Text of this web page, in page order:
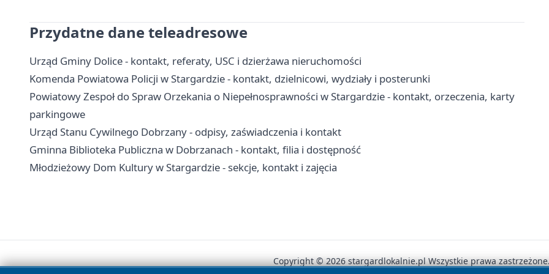
Przydatne dane teleadresowe
Urząd Gminy Dolice - kontakt, referaty, USC i dzierżawa nieruchomości
Komenda Powiatowa Policji w Stargardzie - kontakt, dzielnicowi, wydziały i posterunki
Powiatowy Zespoł do Spraw Orzekania o Niepełnosprawności w Stargardzie - kontakt, orzeczenia, karty
parkingowe
Urząd Stanu Cywilnego Dobrzany - odpisy, zaświadczenia i kontakt
Gminna Biblioteka Publiczna w Dobrzanach - kontakt, filia i dostępność
Młodzieżowy Dom Kultury w Stargardzie - sekcje, kontakt i zajęcia
Copyright © 2026 stargardlokalnie.pl Wszystkie prawa